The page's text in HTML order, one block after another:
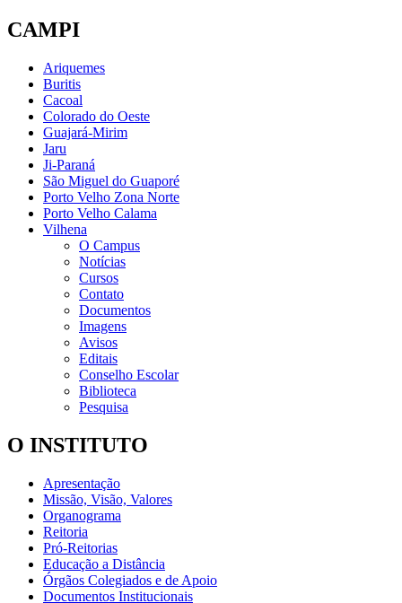
CAMPI
Ariquemes
Buritis
Cacoal
Colorado do Oeste
Guajará-Mirim
Jaru
Ji-Paraná
São Miguel do Guaporé
Porto Velho Zona Norte
Porto Velho Calama
Vilhena
O Campus
Notícias
Cursos
Contato
Documentos
Imagens
Avisos
Editais
Conselho Escolar
Biblioteca
Pesquisa
O INSTITUTO
Apresentação
Missão, Visão, Valores
Organograma
Reitoria
Pró-Reitorias
Educação a Distância
Órgãos Colegiados e de Apoio
Documentos Institucionais